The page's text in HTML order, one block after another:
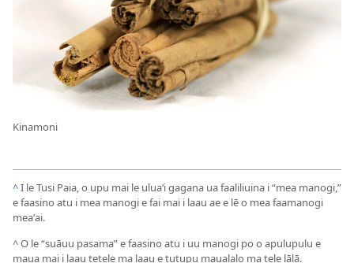
Kinamoni
^I le Tusi Paia, o upu mai le uluaʻi gagana ua faaliliuina i “mea manogi,”
e faasino atu i mea manogi e fai mai i laau ae e lē o mea faamanogi
meaʻai.
^O le “suāuu pasama” e faasino atu i uu manogi po o apulupulu e
maua mai i laau tetele ma laau e tutupu maualalo ma tele lālā.